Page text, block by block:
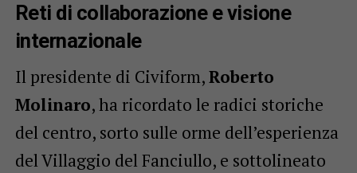
Reti di collaborazione e visione
internazionale
Il presidente di Civiform,Roberto
Molinaro, ha ricordato le radici storiche
del centro, sorto sulle orme dell’esperienza
del Villaggio del Fanciullo, e sottolineato